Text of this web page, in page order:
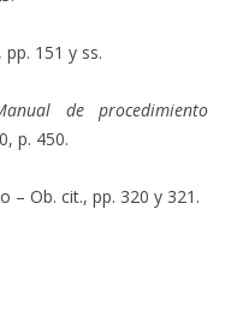
pp. 151 y ss.
de procedimiento
p. 450.
– Ob. cit., pp. 320 y 321.